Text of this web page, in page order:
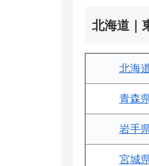
北海道｜
北海
青森
岩手
宮城